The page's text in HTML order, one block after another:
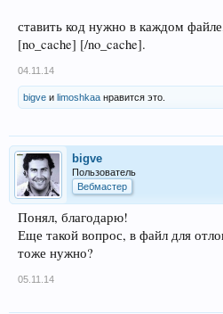
ставить код нужно в каждом
[no_cache] [/no_cache].
04.11.14
bigve и limoshkaa нравится это.
bigve
Пользователь
Вебмастер
Понял, благодарю!
Еще такой вопрос, в файл для
тоже нужно?
05.11.14